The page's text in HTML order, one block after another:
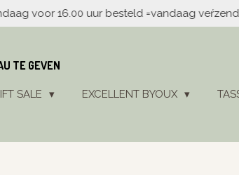
voor 16.00 uur besteld =vandaag
TE GEVEN
SALE EXCELLENT BYOUX